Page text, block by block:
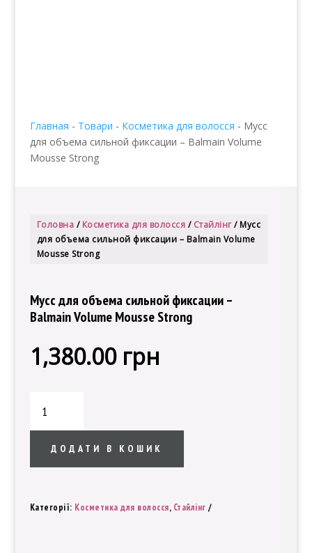
Главная - Товари - Косметика для волосся - Мусс
для объема сильной фиксации – Balmain Volume
Mousse Strong
Головна / Косметика для волосся / Стайлінг/ Мусс
для объема сильной фиксации – Balmain Volume
Mousse Strong
Мусс для объема сильной фиксации –
Balmain Volume Mousse Strong
1,380.00 грн
объема
сильной
Volume
ДОДАТИ В КОШИК
Категорії: Косметика для волосся, Стайлінг